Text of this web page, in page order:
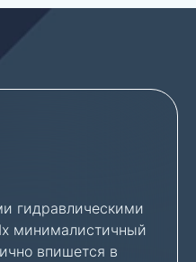
гидравлическими
минималистичный
впишется в